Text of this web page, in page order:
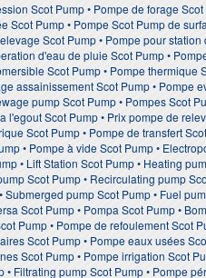
Scot Pump • Pompe de forage
Pump • Pompe Scot Pump de
Scot Pump • Pompe pour
d'eau de pluie Scot Pump •
Scot Pump • Pompe thermique
assainissement Scot Pump • Pompe
pump Scot Pump • Pompes Scot
Scot Pump • Prix pompe de
Scot Pump • Pompe de transfert
• Pompe à vide Scot Pump •
• Lift Station Scot Pump • Heating
Scot Pump • Recirculating pump
pump Scot Pump • Fuel
Scot Pump • Pompa Scot Pump •
Pump • Pompe de refoulement Scot
Scot Pump • Pompe eaux usées
Scot Pump • Pompe irrigation Scot
Filtrating pump Scot Pump • Pompe